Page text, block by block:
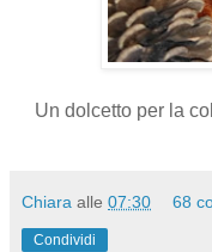
Un dolcetto per la
Chiara alle 07:30 68
Condividi